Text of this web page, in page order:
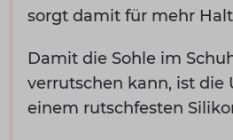
sorgt damit für mehr
Damit die Sohle im
verrutschen kann, ist die
einem rutschfesten